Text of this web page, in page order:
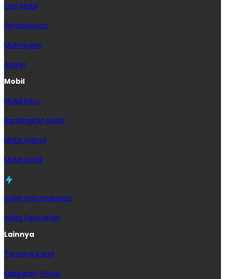
Cari Mobil
Pembiayaan
MoInspeksi
Artikel
Mobil
Mobil Baru
Bandingkan Mobil
Mobil Hybrid
Mobil Listrik
Index Rekomendasi
Index Pencarian
Lainnya
Tentang Kami
Kebijakan Privasi